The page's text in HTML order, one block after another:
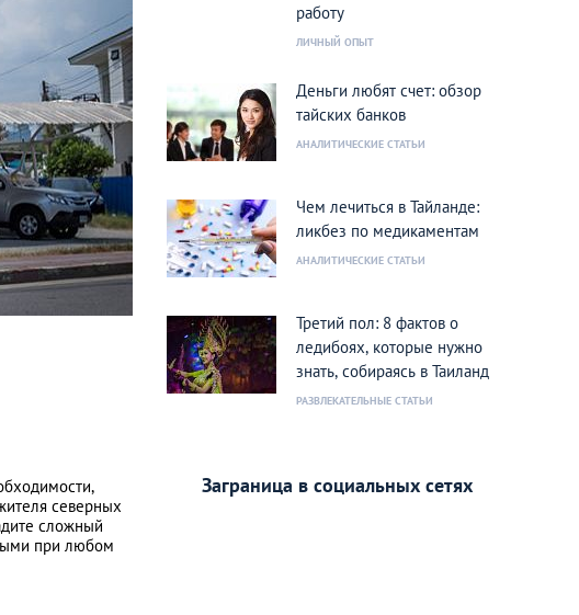
северных
сложный
при любом
работу
ЛИЧНЫЙ ОПЫТ
Деньги любят счет: обзор
тайских банков
АНАЛИТИЧЕСКИЕ СТАТЬИ
Чем лечиться в Тайланде:
ликбез по медикаментам
АНАЛИТИЧЕСКИЕ СТАТЬИ
Третий пол: 8 фактов о
ледибоях, которые нужно
знать, собираясь в Таиланд
РАЗВЛЕКАТЕЛЬНЫЕ СТАТЬИ
Заграница в социальных сетях